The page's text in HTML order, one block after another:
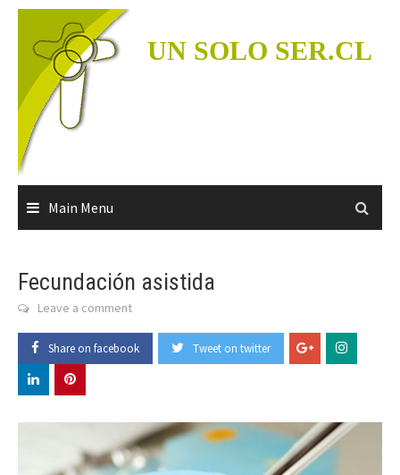
Skip
content
UN SOLO SER.CL
Main Menu
Fecundación asistida
Leave a comment
Share on facebook Tweet on twitter